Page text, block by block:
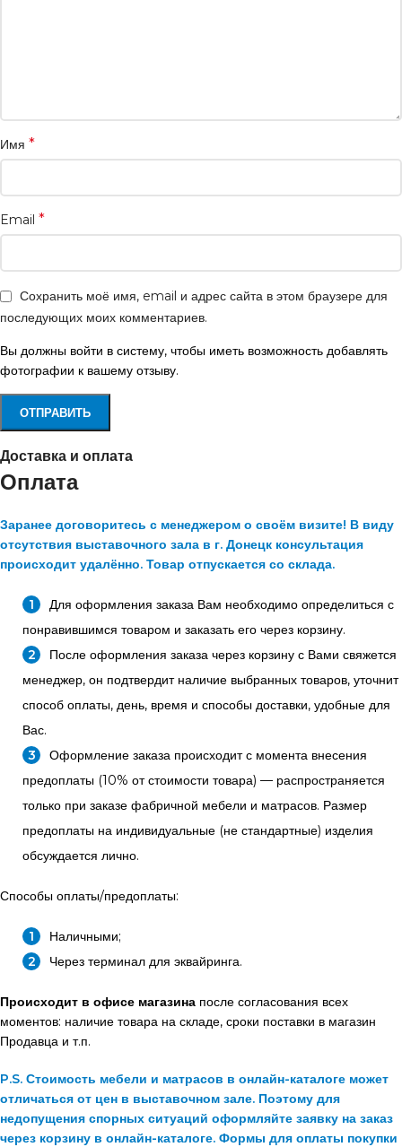
Имя *
Email *
Сохранить моё имя, email и адрес сайта в этом браузере для
последующих моих комментариев.
Вы должны войти в систему, чтобы иметь возможность добавлять
фотографии к вашему отзыву.
Доставка и оплата
Оплата
Заранее договоритесь с менеджером о своём визите! В виду
отсутствия выставочного зала в г. Донецк консультация
происходит удалённо. Товар отпускается со склада.
Для оформления заказа Вам необходимо определиться с
понравившимся товаром и заказать его через корзину.
После оформления заказа через корзину с Вами свяжется
менеджер, он подтвердит наличие выбранных товаров, уточнит
способ оплаты, день, время и способы доставки, удобные для
Вас.
Оформление заказа происходит с момента внесения
предоплаты (10% от стоимости товара) — распространяется
только при заказе фабричной мебели и матрасов. Размер
предоплаты на индивидуальные (не стандартные) изделия
обсуждается лично.
Способы оплаты/предоплаты:
Наличными;
Через терминал для эквайринга.
Происходит в офисе магазина после согласования всех
моментов: наличие товара на складе, сроки поставки в магазин
Продавца и т.п.
P.S. Стоимость мебели и матрасов в онлайн-каталоге может
отличаться от цен в выставочном зале. Поэтому для
недопущения спорных ситуаций оформляйте заявку на заказ
через корзину в онлайн-каталоге. Формы для оплаты покупки